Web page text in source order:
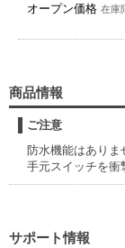
オープン価格 在庫
商品情報
ご注意
防水機能はありま
手元スイッチを衝
サポート情報